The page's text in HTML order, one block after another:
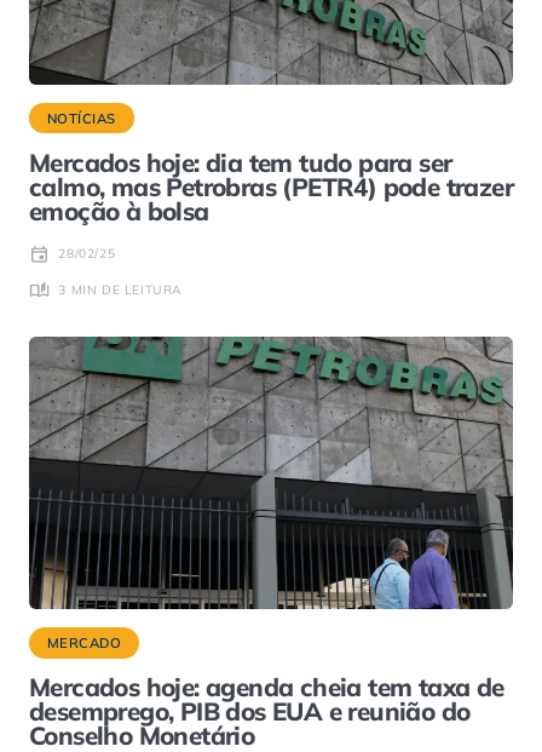
NOTÍCIAS
Mercados hoje: dia tem tudo para ser
calmo, mas Petrobras (PETR4) pode trazer
emoção à bolsa
28/02/25
3 MIN DE LEITURA
MERCADO
Mercados hoje: agenda cheia tem taxa de
desemprego, PIB dos EUA e reunião do
Conselho Monetário